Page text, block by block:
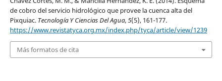
de cobro del servicio hidrológico que provee la cuenca alta del
Pixquiac. Tecnología Y Ciencias Del Agua,5(5), 161-177.
https://www.revistatyca.org.mx/index.php/tyca/article/view/1239
Más formatos de cita